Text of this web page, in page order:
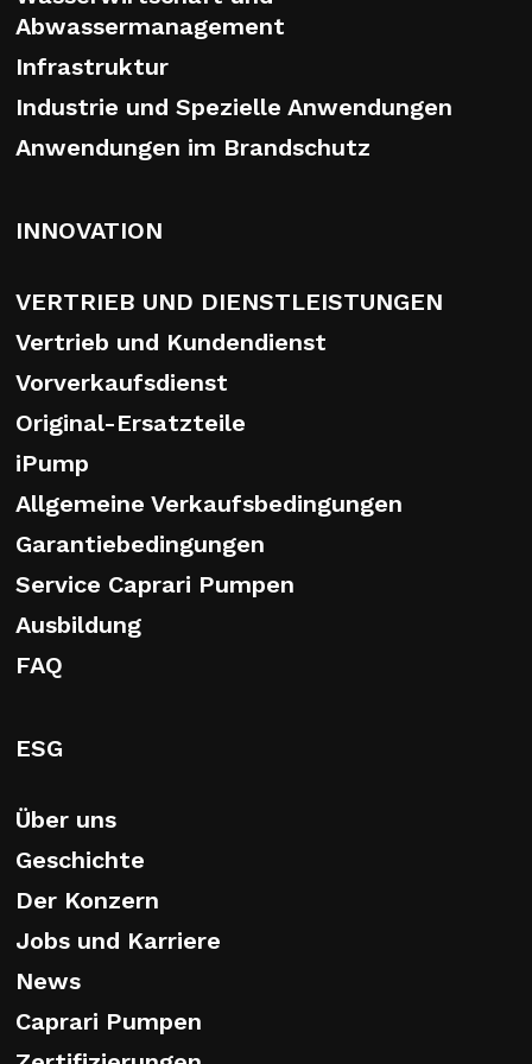
Abwassermanagement
Infrastruktur
Industrie und Spezielle Anwendungen
Anwendungen im Brandschutz
INNOVATION
VERTRIEB UND DIENSTLEISTUNGEN
Vertrieb und Kundendienst
Vorverkaufsdienst
Original-Ersatzteile
iPump
Allgemeine Verkaufsbedingungen
Garantiebedingungen
Service Caprari Pumpen
Ausbildung
FAQ
ESG
Über uns
Geschichte
Der Konzern
Jobs und Karriere
News
Caprari Pumpen